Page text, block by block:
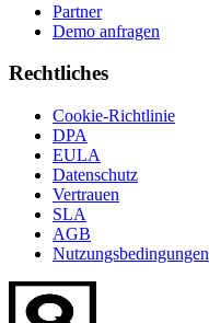
Partner
Demo anfragen
Rechtliches
Cookie-Richtlinie
DPA
EULA
Datenschutz
Vertrauen
SLA
AGB
Nutzungsbedingungen